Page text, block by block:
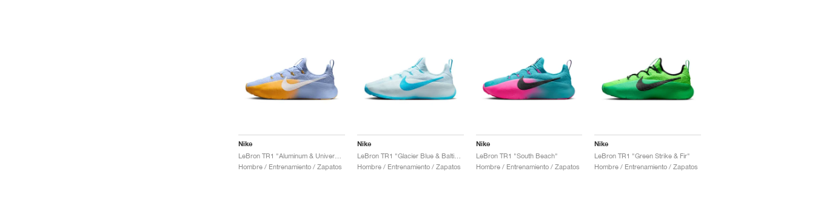
Nike
Hombre / Entrenamiento / Zapatos
Nike
LeBron TR1 "Glacier Blue & Baltic Blue"
Hombre / Entrenamiento / Zapatos
Nike
LeBron TR1 "South Beach"
Hombre / Entrenamiento / Zapatos
Nike
LeBron TR1 "Green Strike & Fir"
Hombre / Entrenamiento / Zapatos